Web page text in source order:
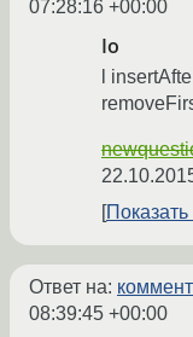
07:28:16 +00:00
Io
l
Показать
Ответ на:
08:39:45 +00:00